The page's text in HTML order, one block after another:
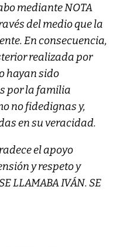
mediante NOTA
del medio que la
En consecuencia,
realizada por
hayan sido
por la familia
no fidedignas y,
en su veracidad.
el apoyo
y respeto y
LLAMABA IVÁN. SE